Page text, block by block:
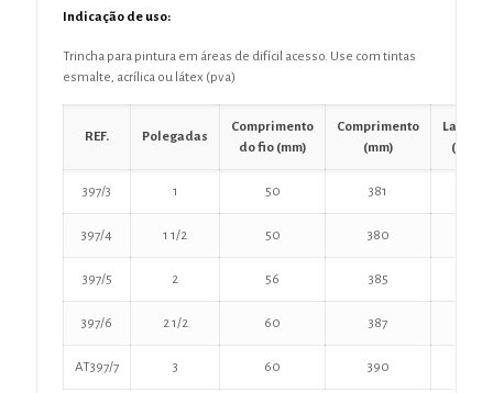
Indicação de uso:
Trincha para pintura em áreas de difícil acesso. Use com tintas
esmalte, acrílica ou látex (pva)
REF. Polegadas
Comprimento
do fio (mm)
Comprimento
(mm)
Largura
(mm)
397/3 1 50 381
397/4 1 1/2 50 380
397/5 2 56 385
397/6 2 1/2 60 387
AT397/7 3 60 390